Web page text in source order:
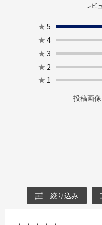
レビ
★ 5
★ 4
★ 3
★ 2
★ 1
投稿画像
絞り込み